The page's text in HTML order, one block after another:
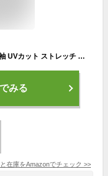
[EVERSOUL] パーカー アウトドア 防虫 長袖 UVカット ストレッチ 日焼け止め 虫よけ 吸汗速乾 UVカット フェス キャンプ レディース チャコール Mサイズ
みる
在庫をAmazonでチェック >>